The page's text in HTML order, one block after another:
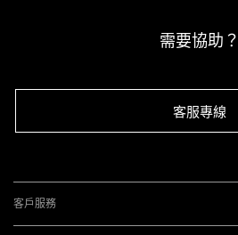
需要協助？
客服專線
客戶服務